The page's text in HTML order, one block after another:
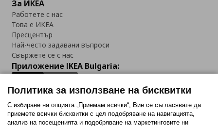
За ИКЕА
Работете с нас
Това е ИКЕА
Пресцентър
Най-често задавани въпроси
Свържете се с нас
Приложение IKEA Bulgaria:
Последвайте ни:
Политика за използване на бисквитки
С избиране на опцията „Приемам всички“, Вие се съгласявате да
приемете всички бисквитки с цел подобряване на навигацията,
анализ на посещенията и подобряване на маркетинговите ни